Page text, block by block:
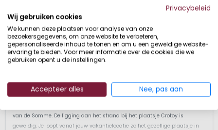
1 / 12
Picardie, Frankrijk
XS Binnen- & Buitenzwembad Aan zee
Residentie direct aan het strand
Résidence de La Plage is een viersterren Premium vakantiedomein in de
van de Somme. De ligging aan het strand bij het plaatsje Crotoy is
geweldig. Je loopt vanaf jouw vakantielocatie zo het gezellige plaatsje in
Privacybeleid
Wij gebruiken cookies
We kunnen deze plaatsen voor analyse van onze
bezoekersgegevens, om onze website te verbeteren,
gepersonaliseerde inhoud te tonen en om u een geweldige website-
ervaring te bieden. Voor meer informatie over de cookies die we
gebruiken opent u de instellingen.
Accepteer alles Nee, pas aan